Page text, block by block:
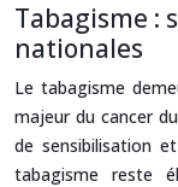
Tabagisme :
nationales
Le tabagisme
majeur du cancer
de sensibilisation
tabagisme reste